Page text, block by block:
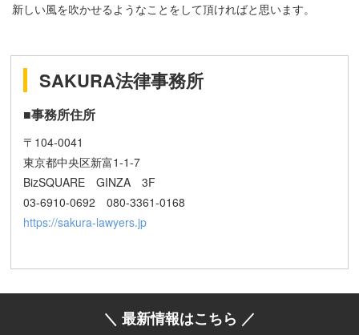
新しい風を吹かせるようなことをして頂ければと思います。
SAKURA法律事務所
■事務所住所
〒104-0041
東京都中央区新富1-1-7
BizSQUARE GINZA 3F
03-6910-0692 080-3361-0168
https://sakura-lawyers.jp
＼ 最新情報はこちら ／